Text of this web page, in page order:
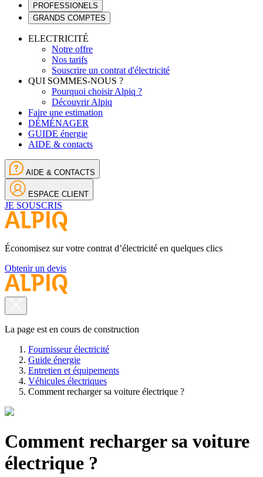
PROFESSIONELS
GRANDS COMPTES
ELECTRICITÉ
Notre offre
Nos tarifs
Souscrire un contrat d'électricité
QUI SOMMES-NOUS ?
Pourquoi choisir Alpiq ?
Découvrir Alpiq
Faire une estimation
DÉMÉNAGER
GUIDE énergie
AIDE & contacts
AIDE & CONTACTS
ESPACE CLIENT
JE SOUSCRIS
Économisez sur votre contrat d’électricité en quelques clics
Obtenir un devis
La page est en cours de construction
Fournisseur électricité
Guide énergie
Entretien et équipements
Véhicules électriques
Comment recharger sa voiture électrique ?
Comment recharger sa voiture
électrique ?